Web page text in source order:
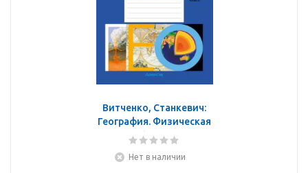
Витченко, Станкевич:
География. Физическая
география. 6 класс.
практических работ и
Нет в наличии